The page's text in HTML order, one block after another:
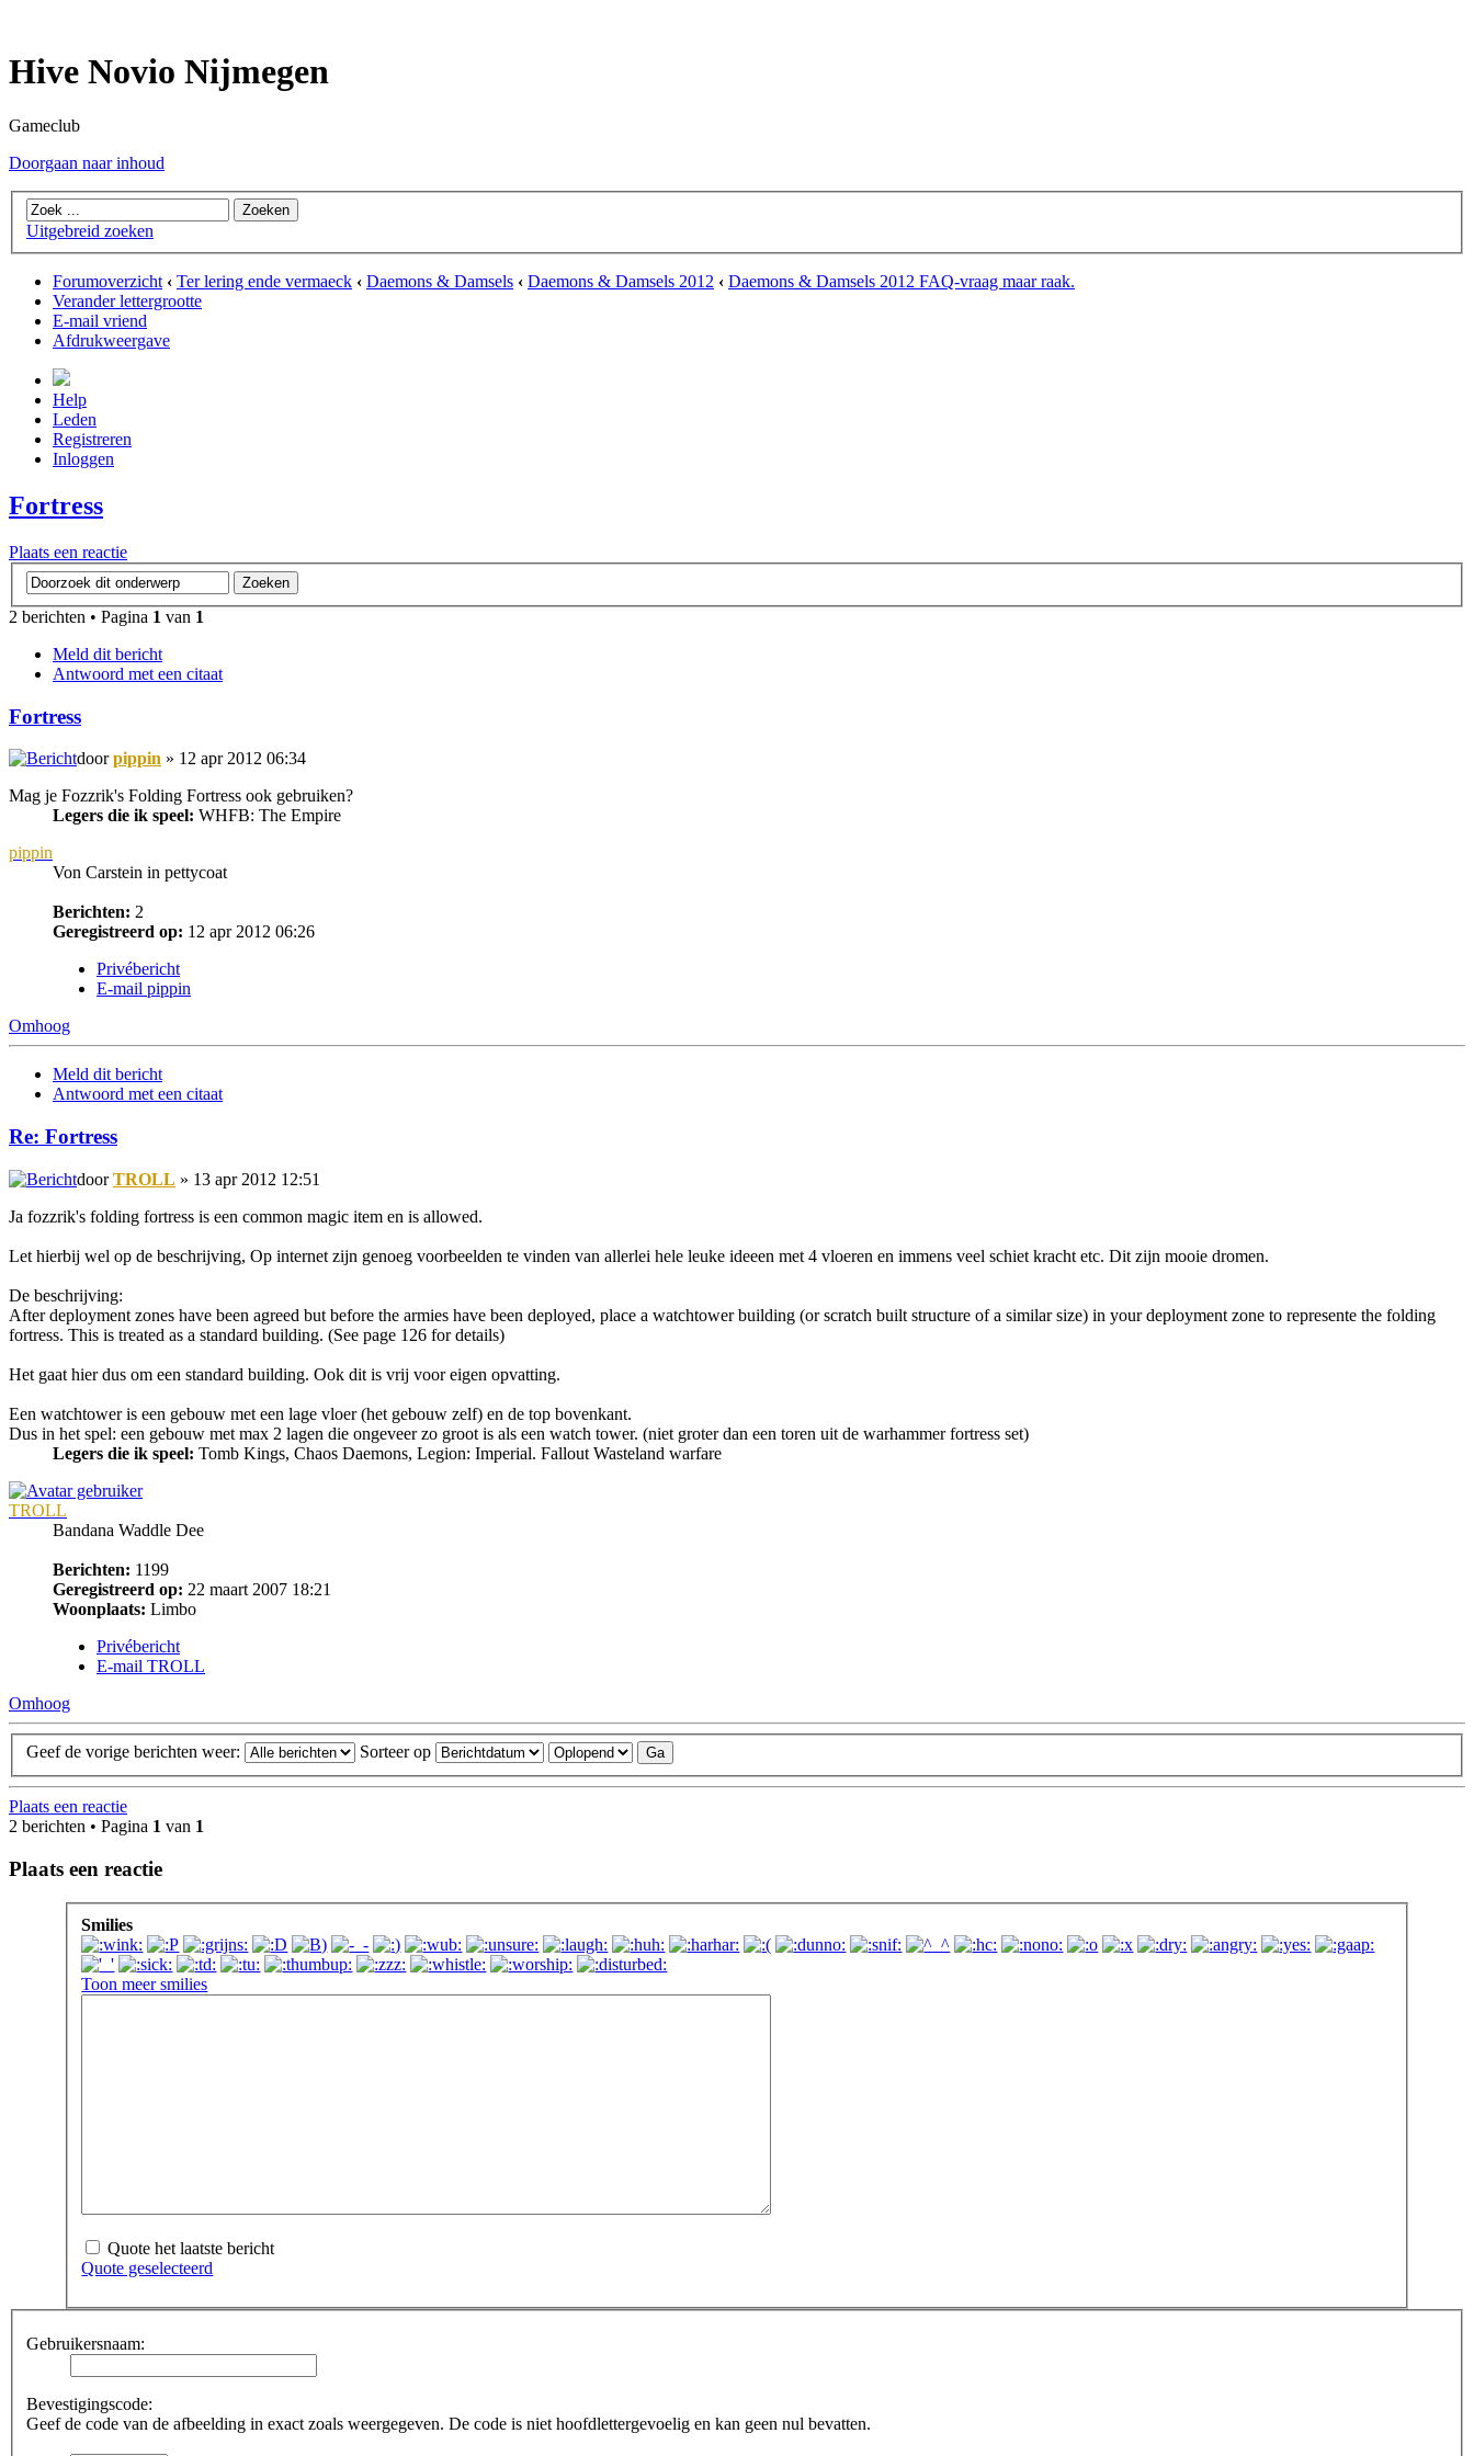
Hive Novio Nijmegen
Gameclub
Doorgaan naar inhoud
Uitgebreid zoeken
Forumoverzicht ‹ Ter lering ende vermaeck ‹ Daemons & Damsels ‹ Daemons & Damsels 2012 ‹ Daemons & Damsels 2012 FAQ-vraag maar raak.
Verander lettergrootte
E-mail vriend
Afdrukweergave
Help
Leden
Registreren
Inloggen
Fortress
Plaats een reactie
2 berichten • Pagina 1 van 1
Meld dit bericht
Antwoord met een citaat
Fortress
doorpippin » 12 apr 2012 06:34
Mag je Fozzrik's Folding Fortress ook gebruiken?
Legers die ik speel: WHFB: The Empire
pippin
Von Carstein in pettycoat
Berichten: 2
Geregistreerd op: 12 apr 2012 06:26
Privébericht
E-mail pippin
Omhoog
Meld dit bericht
Antwoord met een citaat
Re: Fortress
doorTROLL » 13 apr 2012 12:51
Ja fozzrik's folding fortress is een common magic item en is allowed.
Let hierbij wel op de beschrijving, Op internet zijn genoeg voorbeelden te vinden van allerlei hele leuke ideeen met 4 vloeren en immens veel schiet kracht etc. Dit zijn mooie dromen.
De beschrijving:
After deployment zones have been agreed but before the armies have been deployed, place a watchtower building (or scratch built structure of a similar size) in your deployment zone to represente the folding
fortress. This is treated as a standard building. (See page 126 for details)
Het gaat hier dus om een standard building. Ook dit is vrij voor eigen opvatting.
Een watchtower is een gebouw met een lage vloer (het gebouw zelf) en de top bovenkant.
Dus in het spel: een gebouw met max 2 lagen die ongeveer zo groot is als een watch tower. (niet groter dan een toren uit de warhammer fortress set)
Legers die ik speel: Tomb Kings, Chaos Daemons, Legion: Imperial. Fallout Wasteland warfare
TROLL
Bandana Waddle Dee
Berichten: 1199
Geregistreerd op: 22 maart 2007 18:21
Woonplaats: Limbo
Privébericht
E-mail TROLL
Omhoog
Geef de vorige berichten weer: Sorteer op
Plaats een reactie
2 berichten • Pagina 1 van 1
Plaats een reactie
Smilies
Toon meer smilies
Quote het laatste bericht
Quote geselecteerd
Gebruikersnaam:
Bevestigingscode:
Geef de code van de afbeelding in exact zoals weergegeven. De code is niet hoofdlettergevoelig en kan geen nul bevatten.